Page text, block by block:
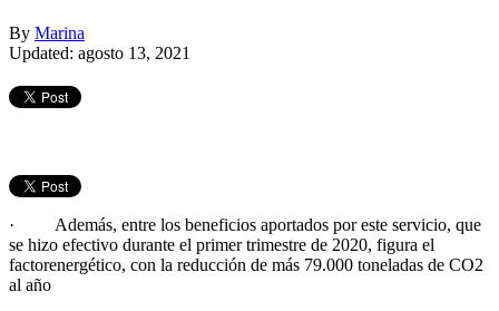
By Marina
Updated: agosto 13, 2021
· Además, entre los beneficios aportados por este servicio, que
se hizo efectivo durante el primer trimestre de 2020, figura el
factorenergético, con la reducción de más 79.000 toneladas de CO2
al año